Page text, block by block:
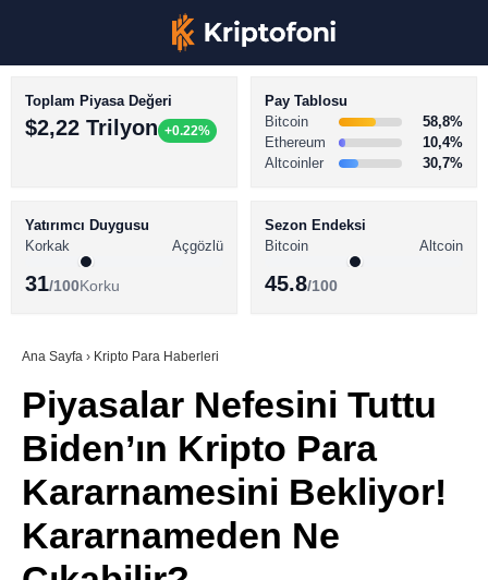
Youtube
TikTok
Pinterest
BİTCOİN HABERLERİ
ALTCOİN HABERLERİ
SÖZLÜK
Toplam Piyasa Değeri
$2,22 Trilyon +0.22%
Pay Tablosu
Bitcoin
58,8%
Ethereum
10,4%
Altcoinler
30,7%
Yatırımcı Duygusu
Korkak
Açgözlü
31/100Korku
Sezon Endeksi
Bitcoin
Altcoin
45.8/100
Ana Sayfa › Kripto Para Haberleri
Piyasalar Nefesini Tuttu
Biden’ın Kripto Para
Kararnamesini Bekliyor!
Kararnameden Ne